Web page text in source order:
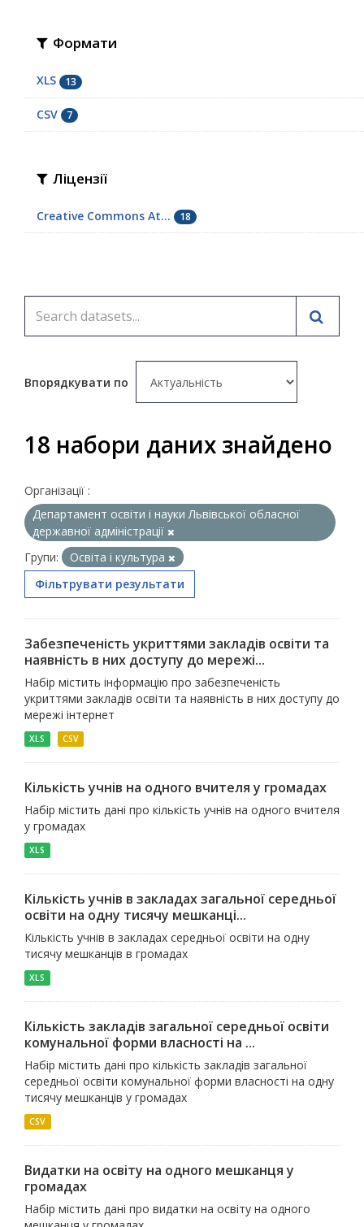
Формати
XLS 13
CSV 7
Ліцензії
Creative Commons At... 18
Впорядкувати по
18 набори даних знайдено
Організації :
Департамент освіти і науки Львівської обласної
державної адміністрації
Групи:
Освіта і культура
Фільтрувати результати
Забезпеченість укриттями закладів освіти та
наявність в них доступу до мережі...
Набір містить інформацію про забезпеченість
укриттями закладів освіти та наявність в них доступу до
мережі інтернет
XLS CSV
Кількість учнів на одного вчителя у громадах
Набір містить дані про кількість учнів на одного вчителя
у громадах
XLS
Кількість учнів в закладах загальної середньої
освіти на одну тисячу мешканці...
Кількість учнів в закладах середньої освіти на одну
тисячу мешканців в громадах
XLS
Кількість закладів загальної середньої освіти
комунальної форми власності на ...
Набір містить дані про кількість закладів загальної
середньої освіти комунальної форми власності на одну
тисячу мешканців у громадах
CSV
Видатки на освіту на одного мешканця у
громадах
Набір містить дані про видатки на освіту на одного